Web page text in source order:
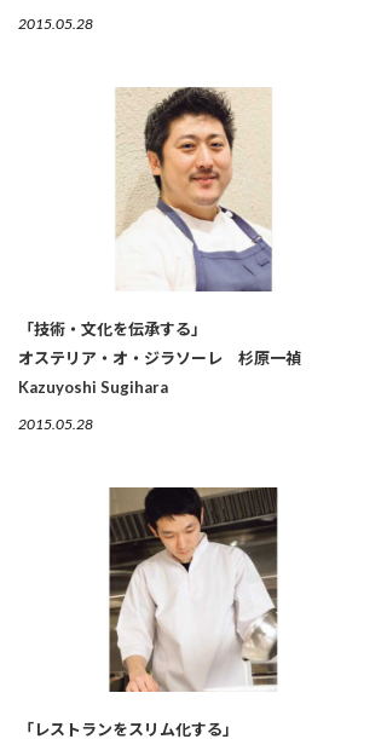
2015.05.28
「技術・文化を伝承する」
オステリア・オ・ジラソーレ 杉原一禎
Kazuyoshi Sugihara
2015.05.28
「レストランをスリム化する」